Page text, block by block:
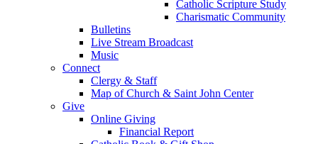
Catholic Scripture Study
Charismatic Community
Bulletins
Live Stream Broadcast
Music
Connect
Clergy & Staff
Map of Church & Saint John Center
Give
Online Giving
Financial Report